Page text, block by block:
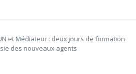
et Médiateur : deux jours de formation
des nouveaux agents